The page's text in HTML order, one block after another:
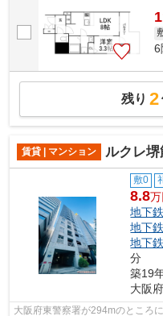
6
残り 2
賃貸 | マンション ルクレ
敷0
8.8万
地下
地下
地下
分
築19
大阪府
大阪府東警察署が294mのところ